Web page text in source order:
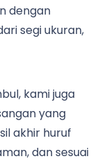
dengan
segi ukuran,
kami juga
yang
akhir huruf
dan sesuai